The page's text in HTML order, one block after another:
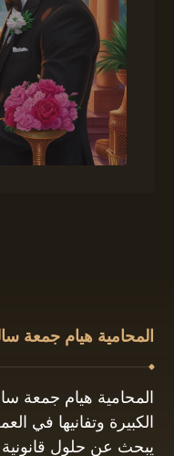
المحامية هيام جمعة
المحامية هيام جمعة
الكبيرة وتفانيها في
يبحث عن حلول